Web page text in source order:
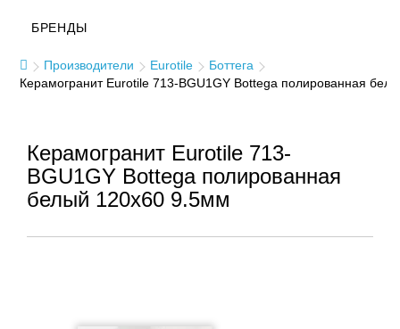
БРЕНДЫ
Производители Eurotile
Боттега
Керамогранит Eurotile 713-BGU1GY Bottega полированная
Керамогранит Eurotile 713-
BGU1GY Bottega полированная
белый 120x60 9.5мм